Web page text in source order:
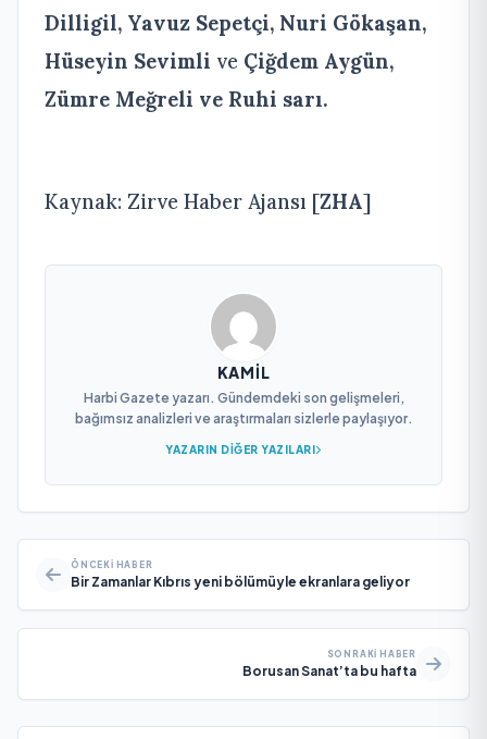
Dilligil, Yavuz Sepetçi, Nuri Gökaşan,
Hüseyin Sevimli ve Çiğdem Aygün,
Zümre Meğreli ve Ruhi sarı.
Kaynak: Zirve Haber Ajansı [ZHA]
KAMIL
Harbi Gazete yazarı. Gündemdeki son gelişmeleri,
bağımsız analizleri ve araştırmaları sizlerle paylaşıyor.
YAZARIN DIĞER YAZILARI
ÖNCEKI HABER
Bir Zamanlar Kıbrıs yeni bölümüyle ekranlara geliyor
SONRAKI HABER
Borusan Sanat’ta bu hafta